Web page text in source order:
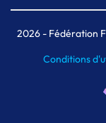
2026- Fédération
Conditions